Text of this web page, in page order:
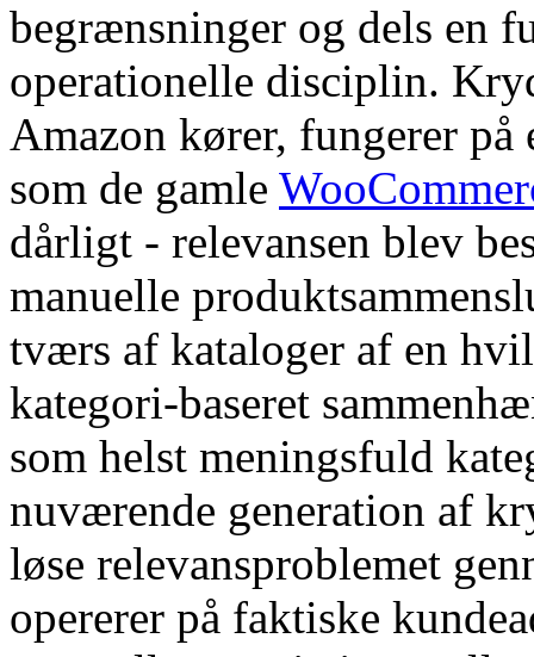
begrænsninger og dels en
operationelle disciplin.
Amazon kører, fungerer
som de gamle
dårligt - relevansen blev
manuelle
tværs af kataloger af en
kategori-baseret
som helst meningsfuld
nuværende generation af
løse relevansproblemet
opererer på faktiske